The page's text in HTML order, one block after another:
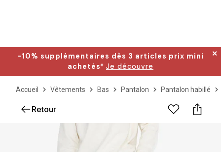
-10% supplémentaires dès 3 articles prix mini
achetés* Je découvre
✕
Accueil Vêtements Bas Pantalon Pantalon habillé
Retour